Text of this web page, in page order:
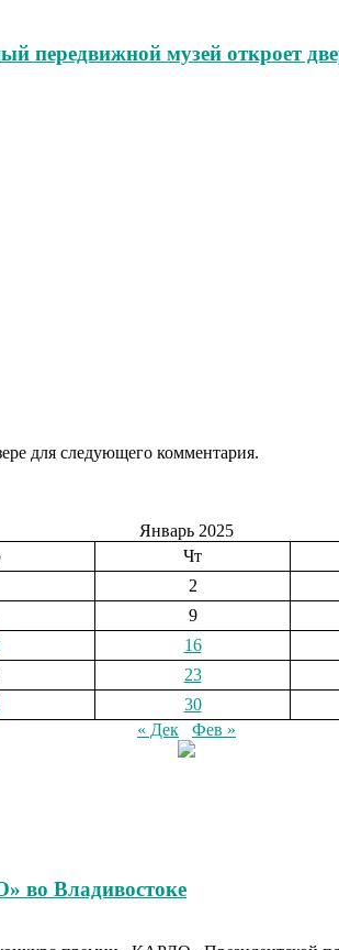
передвижной музей откроет
для следующего комментария.
Январь 2025
Чт
2
9
16
23
30
« Дек
Фев »
во Владивостоке